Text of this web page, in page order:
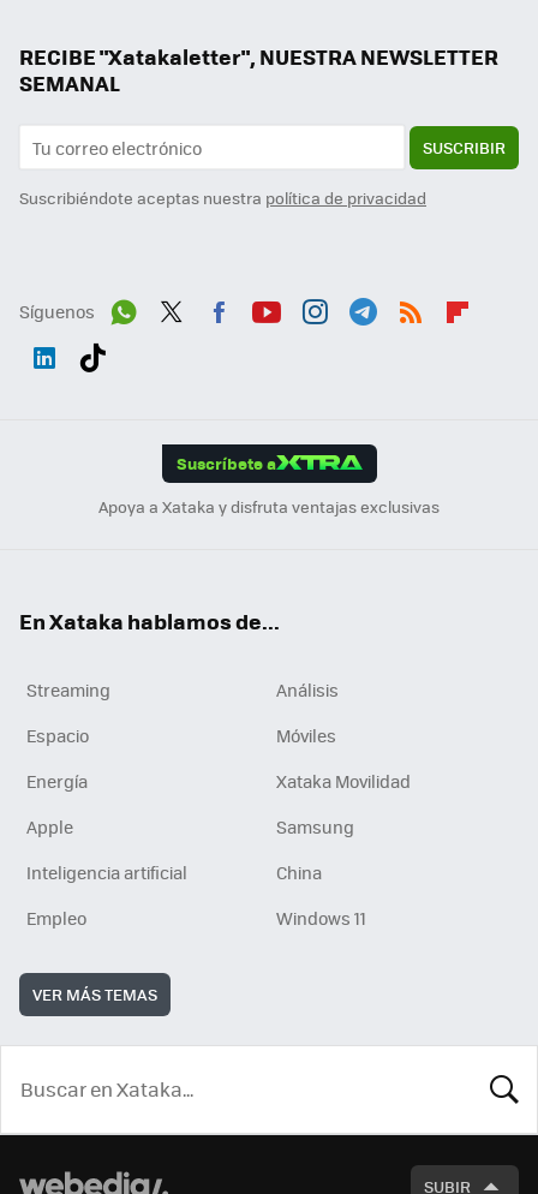
RECIBE "Xatakaletter", NUESTRA NEWSLETTER
SEMANAL
SUSCRIBIR
Suscribiéndote aceptas nuestra política de privacidad
Síguenos
Suscríbete a
Apoya a Xataka y disfruta ventajas exclusivas
En Xataka hablamos de...
Streaming
Análisis
Espacio
Móviles
Energía
Xataka Movilidad
Apple
Samsung
Inteligencia artificial
China
Empleo
Windows 11
VER MÁS TEMAS
SUBIR